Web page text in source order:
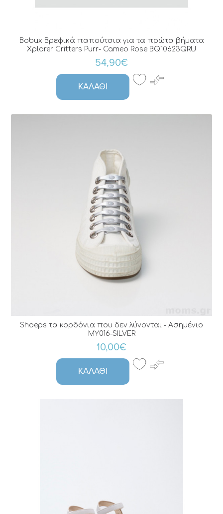
Bobux Βρεφικά παπούτσια για τα πρώτα βήματα
Xplorer Critters Purr- Cameo Rose BQ10623QRU
54,90€
ΚΑΛΆΘΙ
Shoeps τα κορδόνια που δεν λύνονται - Ασημένιο
MY016-SILVER
10,00€
ΚΑΛΆΘΙ